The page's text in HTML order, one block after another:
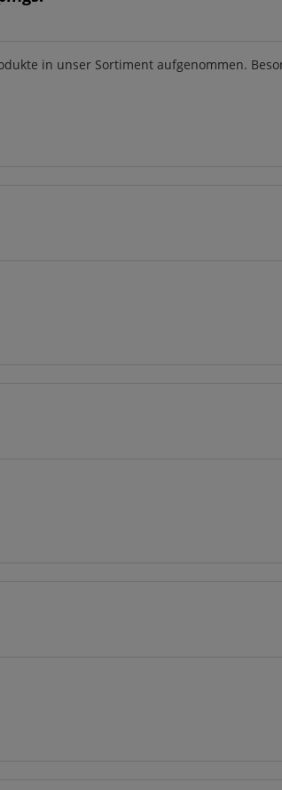
in unser Sortiment aufgenommen.